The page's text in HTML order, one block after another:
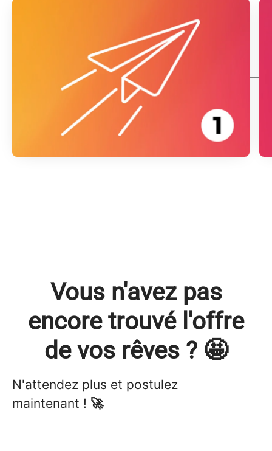
Vous n'avez pas
encore trouvé l'offre
de vos rêves ? 🤩
N'attendez plus et postulez
maintenant ! 🚀